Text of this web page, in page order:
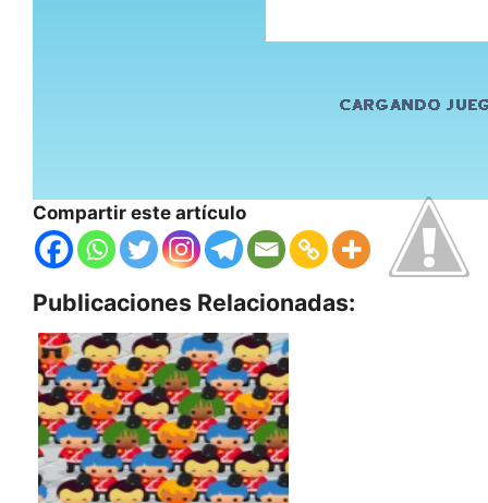
Compartir este artículo
Publicaciones Relacionadas: